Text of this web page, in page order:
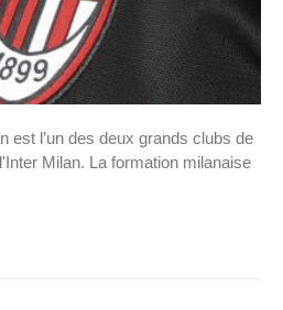
est l’un des deux grands clubs de
Milan. La formation milanaise